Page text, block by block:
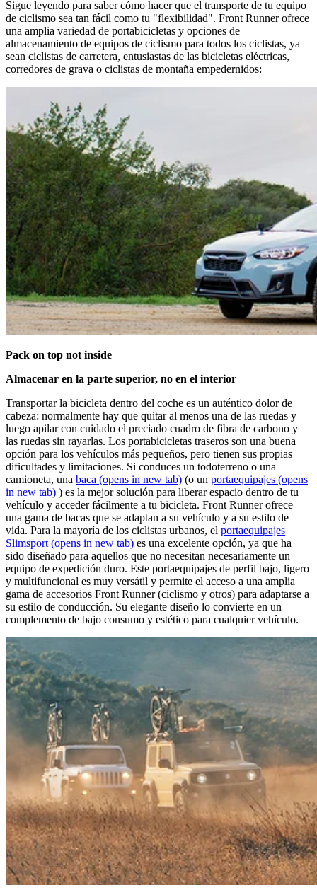
Sigue leyendo para saber cómo hacer que el transporte de tu equipo
de ciclismo sea tan fácil como tu "flexibilidad". Front Runner ofrece
una amplia variedad de portabicicletas y opciones de
almacenamiento de equipos de ciclismo para todos los ciclistas, ya
sean ciclistas de carretera, entusiastas de las bicicletas eléctricas,
corredores de grava o ciclistas de montaña empedernidos:
Pack on top not inside
Almacenar en la parte superior, no en el interior
Transportar la bicicleta dentro del coche es un auténtico dolor de
cabeza: normalmente hay que quitar al menos una de las ruedas y
luego apilar con cuidado el preciado cuadro de fibra de carbono y
las ruedas sin rayarlas. Los portabicicletas traseros son una buena
opción para los vehículos más pequeños, pero tienen sus propias
dificultades y limitaciones. Si conduces un todoterreno o una
camioneta, una baca (opens in new tab) (o un portaequipajes (opens
in new tab) ) es la mejor solución para liberar espacio dentro de tu
vehículo y acceder fácilmente a tu bicicleta. Front Runner ofrece
una gama de bacas que se adaptan a su vehículo y a su estilo de
vida. Para la mayoría de los ciclistas urbanos, el portaequipajes
Slimsport (opens in new tab) es una excelente opción, ya que ha
sido diseñado para aquellos que no necesitan necesariamente un
equipo de expedición duro. Este portaequipajes de perfil bajo, ligero
y multifuncional es muy versátil y permite el acceso a una amplia
gama de accesorios Front Runner (ciclismo y otros) para adaptarse a
su estilo de conducción. Su elegante diseño lo convierte en un
complemento de bajo consumo y estético para cualquier vehículo.